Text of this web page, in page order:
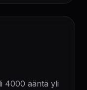
4000 ääntä yli